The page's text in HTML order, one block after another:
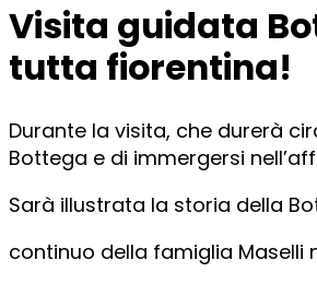
Visita guidata
tutta fiorentina!
Durante la visita, che durerà
Bottega e di immergersi
Sarà illustrata la storia della
continuo della famiglia Maselli